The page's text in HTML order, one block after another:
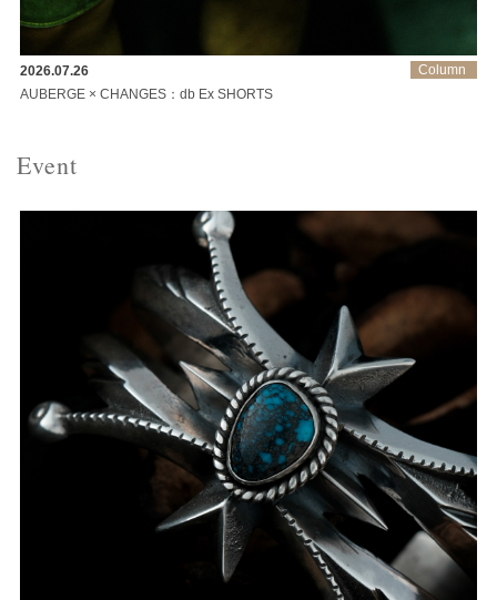
Column
2026.07.26
AUBERGE × CHANGES：db Ex SHORTS
Event